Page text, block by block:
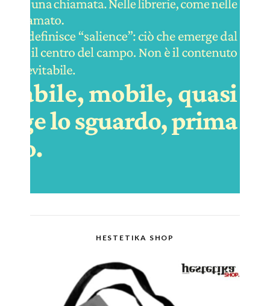
HESTETIKA SHOP